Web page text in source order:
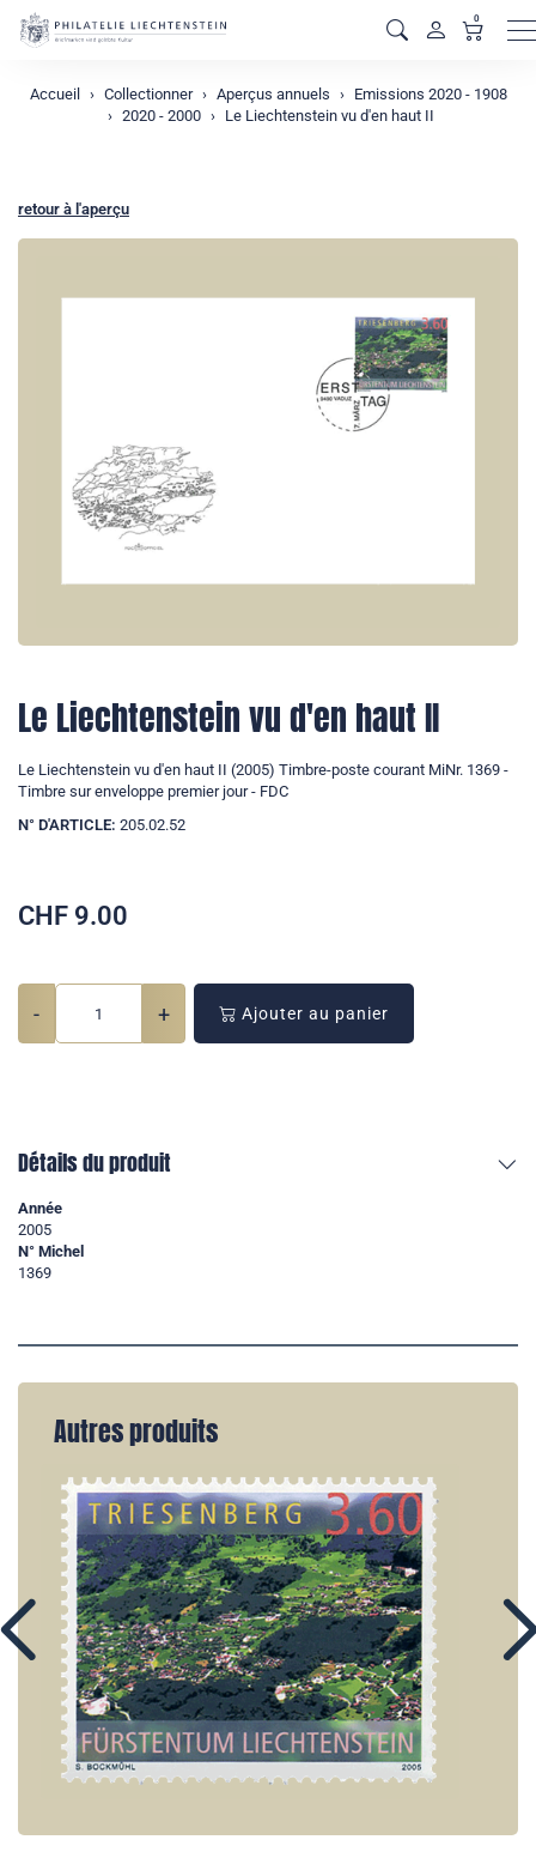
0
Accueil Collectionner Aperçus annuels
Emissions 2020 - 1908
2020 - 2000
Le Liechtenstein vu d'en haut II
retour à l'aperçu
Le Liechtenstein vu d'en haut II
Le Liechtenstein vu d'en haut II (2005) Timbre-poste courant MiNr. 1369 -
Timbre sur enveloppe premier jour - FDC
N° D'ARTICLE: 205.02.52
CHF 9.00
- + Ajouter au panier
Détails du produit
Année
2005
N° Michel
1369
Autres produits